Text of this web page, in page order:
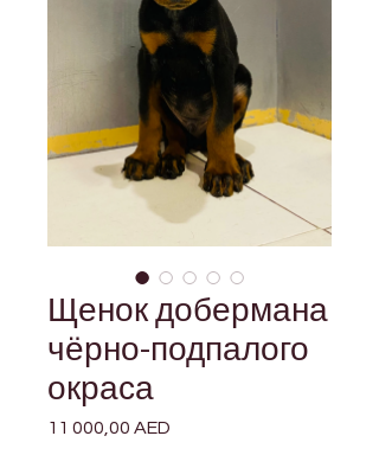
Щенок добермана
чёрно-подпалого
окраса
11 000,00 AED